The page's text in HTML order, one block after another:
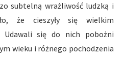
subtelną wrażliwość ludzką i
że cieszyły się wielkim
Udawali się do nich pobożni
wieku i różnego pochodzenia